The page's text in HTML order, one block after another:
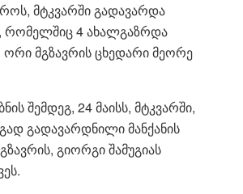
მტკვარში გადავარდა
რომელშიც 4 ახალგაზრდა
მგზავრის ცხედარი მეორე
შემდეგ, 24 მაისს, მტკვარში,
გადავარდნილი მანქანის
გიორგი შამუგიას